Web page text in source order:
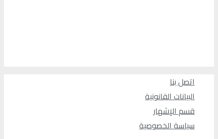
اتصل بنا
البيانات القانونية
قسم الإشهار
سياسة الخصوصية